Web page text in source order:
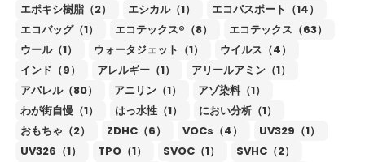
エポキシ樹脂（2）
エシカル（1）
エコパスポート（14）
エコバッグ（1）
エコテックス®（8）
エコテックス（63）
ウール（1）
ウォータジェット（1）
ウイルス（4）
インド（9）
アレルギー（1）
アリールアミン（1）
アパレル（80）
アニリン（1）
アゾ染料（1）
わが街自慢（1）
はっ水性（1）
におい分析（1）
おもちゃ（2）
ZDHC（6） VOCs（4）
UV329（1）
UV326（1）
TPO（1） SVOC（1）
SVHC（2）